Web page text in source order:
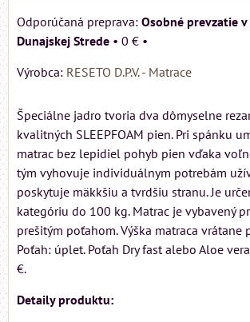
Osobné prevzatie
Dunajskej Strede • 0 € •
Výrobca: RESETO D.P.V. - Matrace
Špeciálne jadro tvoria dva dômyselne
kvalitných SLEEPFOAM pien. Pri spánku
matrac bez lepidiel pohyb pien vďaka
tým vyhovuje individuálnym potrebám
poskytuje mäkkšiu a tvrdšiu stranu. Je
kategóriu do 100 kg. Matrac je vybavený
prešitým poťahom. Výška matraca vrátane
Poťah: úplet. Poťah Dry fast alebo Aloe
€.
Detaily produktu: